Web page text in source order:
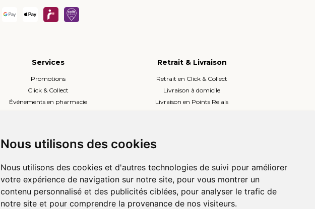
Nous utilisons des cookies
Nous utilisons des cookies et d'autres technologies de suivi pour améliorer
votre expérience de navigation sur notre site, pour vous montrer un
contenu personnalisé et des publicités ciblées, pour analyser le trafic de
notre site et pour comprendre la provenance de nos visiteurs.
Services
Promotions
Click & Collect
Événements en pharmacie
Compte professionnel
Retrait & Livraison
Retrait en Click & Collect
Livraison à domicile
Livraison en Points Relais